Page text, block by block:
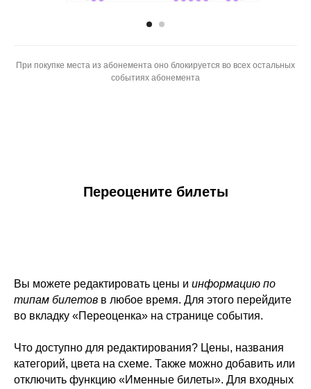
При покупке места из абонемента оно блокируется во всех остальных
событиях абонемента
Переоцените билеты
Вы можете редактировать цены и информацию по
типам билетов в любое время. Для этого перейдите
во вкладку «Переоценка» на странице события.
Что доступно для редактирования? Цены, названия
категорий, цвета на схеме. Также можно добавить или
отключить функцию «Именные билеты». Для входных